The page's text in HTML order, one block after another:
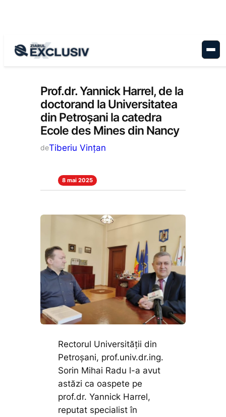
Educație, Stiri la zi
Prof.dr. Yannick Harrel, de la
doctorand la Universitatea
din Petroșani la catedra
Ecole des Mines din Nancy
deTiberiu Vințan
8 mai 2025
Rectorul Universității din
Petroșani, prof.univ.dr.ing.
Sorin Mihai Radu l-a avut
astăzi ca oaspete pe
prof.dr. Yannick Harrel,
reputat specialist în